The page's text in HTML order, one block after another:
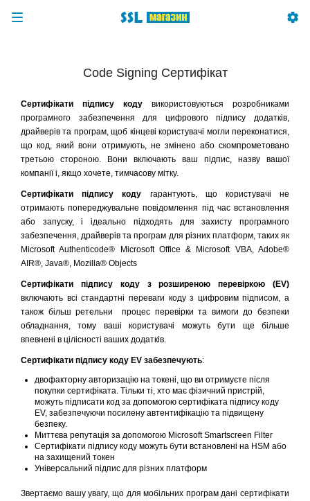
Code Signing Сертифікат
Сертифікати підпису коду використовуються розробниками
програмного забезпечення для цифрового підпису додатків,
драйверів та програм, щоб кінцеві користувачі могли переконатися,
що код, який вони отримують, не змінено або скомпрометовано
третьою стороною. Вони включають ваш підпис, назву вашої
компанії і, якщо хочете, тимчасову мітку.
Сертифікати підпису коду гарантують, що користувачі не
отримають попереджувальне повідомлення під час встановлення
або запуску, і ідеально підходять для захисту програмного
забезпечення, драйверів та програм для різних платформ, таких як
Microsoft Authenticode® Microsoft Office & Microsoft VBA, Adobe®
AIR®, Java®, Mozilla® Objects
Сертифікати підпису коду з розширеною перевіркою (EV)
включають всі стандартні переваги коду з цифровим підписом, а
також більш ретельни процес перевірки та вимоги до безпеки
обладнання, тому ваші користувачі можуть бути ще більше
впевнені в цілісності ваших додатків.
Сертифікати підпису коду EV забезпечують:
двофакторну авторизацію на токені, що ви отримуєте після
покупки сертифіката. Тільки ті, хто має фізичний пристрій,
можуть підписати код за допомогою сертифіката підпису коду
EV, забезпечуючи посилену автентифікацію та підвищену
безпеку.
Миттєва репутація за допомогою Microsoft Smartscreen Filter
Сертифікати підпису коду можуть бути встановлені на HSM або
на захищений токен
Універсальний підпис для різних платформ
Звертаємо вашу увагу, що для мобільних програм дані сертифікати